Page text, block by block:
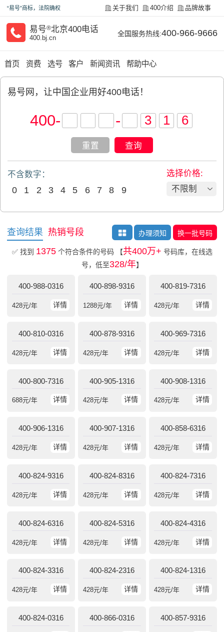
“易号”商标，法院确权 关于我们 400介绍 品牌故事
易号®北京400电话
400.bj.cn
全国服务热线:400-966-9666
首页 资费 选号 客户 新闻资讯 帮助中心
易号网，让中国企业用好400电话！
400- -
重置 查询
不含数字：
0 1 2 3 4 5 6 7 8 9
选择价格:
不限制
查询结果 热销号段 办理须知 换一批号码
✅ 找到 1375个符合条件的号码 【共400万+ 号码库，在线选
号，低至328/年】
400-988-0316
详情
428元/年
400-898-9316
详情
1288元/年
400-819-7316
详情
428元/年
400-810-0316
详情
428元/年
400-878-9316
详情
428元/年
400-969-7316
详情
428元/年
400-800-7316
详情
688元/年
400-905-1316
详情
428元/年
400-908-1316
详情
428元/年
400-906-1316
详情
428元/年
400-907-1316
详情
428元/年
400-858-6316
详情
428元/年
400-824-9316
详情
428元/年
400-824-8316
详情
428元/年
400-824-7316
详情
428元/年
400-824-6316
详情
428元/年
400-824-5316
详情
428元/年
400-824-4316
详情
428元/年
400-824-3316
详情
428元/年
400-824-2316
详情
428元/年
400-824-1316
详情
428元/年
400-824-0316 400-866-0316 400-857-9316